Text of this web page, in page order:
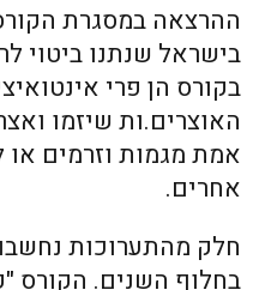
ההרצאה במסגרת
בישראל שנתנו ביטוי
בקורס הן פרי
האוצרים.ות שיזמו
אמת מגמות וזרמים
אחרים.
חלק מהתערוכות
בחלוף השנים. הקורס